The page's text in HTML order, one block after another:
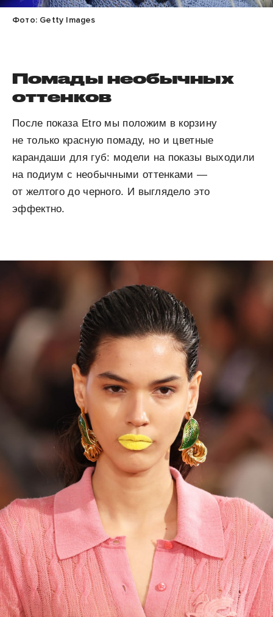
Фото: Getty Images
Помады необычных
оттенков
После показа Etro мы положим в корзину
не только красную помаду, но и цветные
карандаши для губ: модели на показы выходили
на подиум с необычными оттенками —
от желтого до черного. И выглядело это
эффектно.